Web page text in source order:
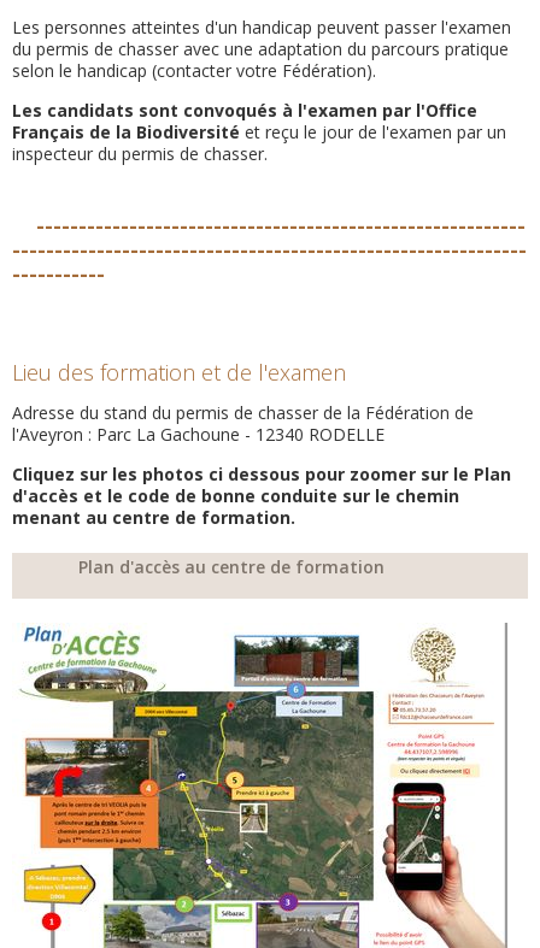
Les personnes atteintes d'un handicap peuvent passer l'examen
du permis de chasser avec une adaptation du parcours pratique
selon le handicap (contacter votre Fédération).
Les candidats sont convoqués à l'examen par l'Office
Français de la Biodiversité et reçu le jour de l'examen par un
inspecteur du permis de chasser.
----------------------------------------------------------
-------------------------------------------------------------
-----------
Lieu des formation et de l'examen
Adresse du stand du permis de chasser de la Fédération de
l'Aveyron : Parc La Gachoune - 12340 RODELLE
Cliquez sur les photos ci dessous pour zoomer sur le Plan
d'accès et le code de bonne conduite sur le chemin
menant au centre de formation.
Plan d'accès au centre de formation